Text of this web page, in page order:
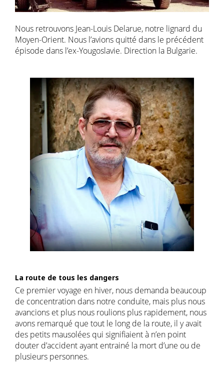
Nous retrouvons Jean-Louis Delarue, notre lignard du
Moyen-Orient. Nous l’avions quitté dans le précédent
épisode dans l’ex-Yougoslavie. Direction la Bulgarie.
La route de tous les dangers
Ce premier voyage en hiver, nous demanda beaucoup
de concentration dans notre conduite, mais plus nous
avancions et plus nous roulions plus rapidement, nous
avons remarqué que tout le long de la route, il y avait
des petits mausolées qui signifiaient à n’en point
douter d’accident ayant entrainé la mort d’une ou de
plusieurs personnes.